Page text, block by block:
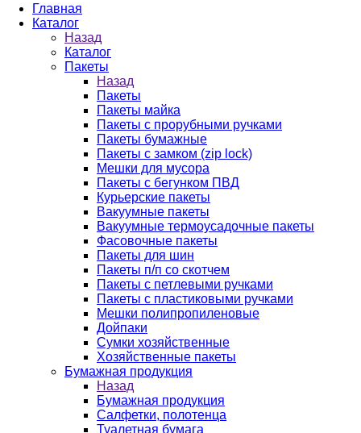
Главная
Каталог
Назад
Каталог
Пакеты
Назад
Пакеты
Пакеты майка
Пакеты с прорубными ручками
Пакеты бумажные
Пакеты с замком (zip lock)
Мешки для мусора
Пакеты с бегунком ПВД
Курьерские пакеты
Вакуумные пакеты
Вакуумные термоусадочные пакеты
Фасовочные пакеты
Пакеты для шин
Пакеты п/п со скотчем
Пакеты с петлевыми ручками
Пакеты с пластиковыми ручками
Мешки полипропиленовые
Дойпаки
Сумки хозяйственные
Хозяйственные пакеты
Бумажная продукция
Назад
Бумажная продукция
Салфетки, полотенца
Туалетная бумага